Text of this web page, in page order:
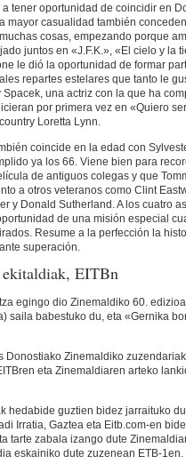
a tener oportunidad de coincidir en
mayor casualidad también
cosas, empezando porque
juntos en «J.F.K.», «El cielo y la
le dió la oportunidad de formar
repartes estelares que tanto le
una actriz con la que ha
por primera vez en «Quiero
Loretta Lynn.
coincide en la edad con
ya los 66. Viene bien para
de antiguos colegas y que
a otros veteranos como Clint
y Donald Sutherland. A los cuatro
de una misión especial
Resume a la perfección la
superación.
EITBn
egingo dio Zinemaldiko 60.
saila babestuko du, eta «Gernika
Donostiako Zinemaldiko
eta Zinemaldiaren arteko
hedabide guztien bidez jarraituko
Irratia, Gaztea eta Eitb.com-en
tarte zabala izango dute
eskainiko dute zuzenean ETB-1en.